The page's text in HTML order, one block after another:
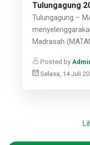
Tulungagung
Tulungagung –
Madrasah
Posted by
Selasa, 14 Juli